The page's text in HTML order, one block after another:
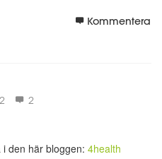
Kommentera
2 2
den här bloggen: 4health